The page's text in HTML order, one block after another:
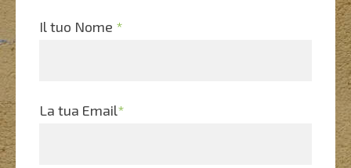
Il tuo Nome *
La tua Email*